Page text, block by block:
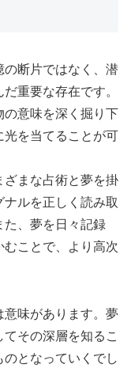
の断片ではなく、潜
重要な存在です。
の意味を深く掘り下
光を当てることが可
ざまな占術と夢を掛
ルを正しく読み取
た、夢を日々記録
むことで、より高次
意味があります。夢
その深層を知るこ
となっていくでし